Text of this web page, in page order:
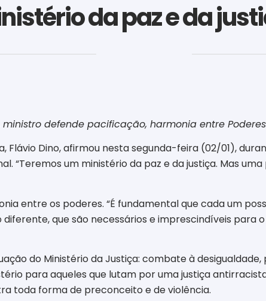
da paz e da
defende pacificação, harmonia entre
Flávio Dino, afirmou nesta segunda-feira (02/01),
“Teremos um ministério da paz e da justiça. Mas
entre os poderes. “É fundamental que cada um
que são necessários e imprescindíveis para
do Ministério da Justiça: combate à
para aqueles que lutam por uma justiça
toda forma de preconceito e de violência.